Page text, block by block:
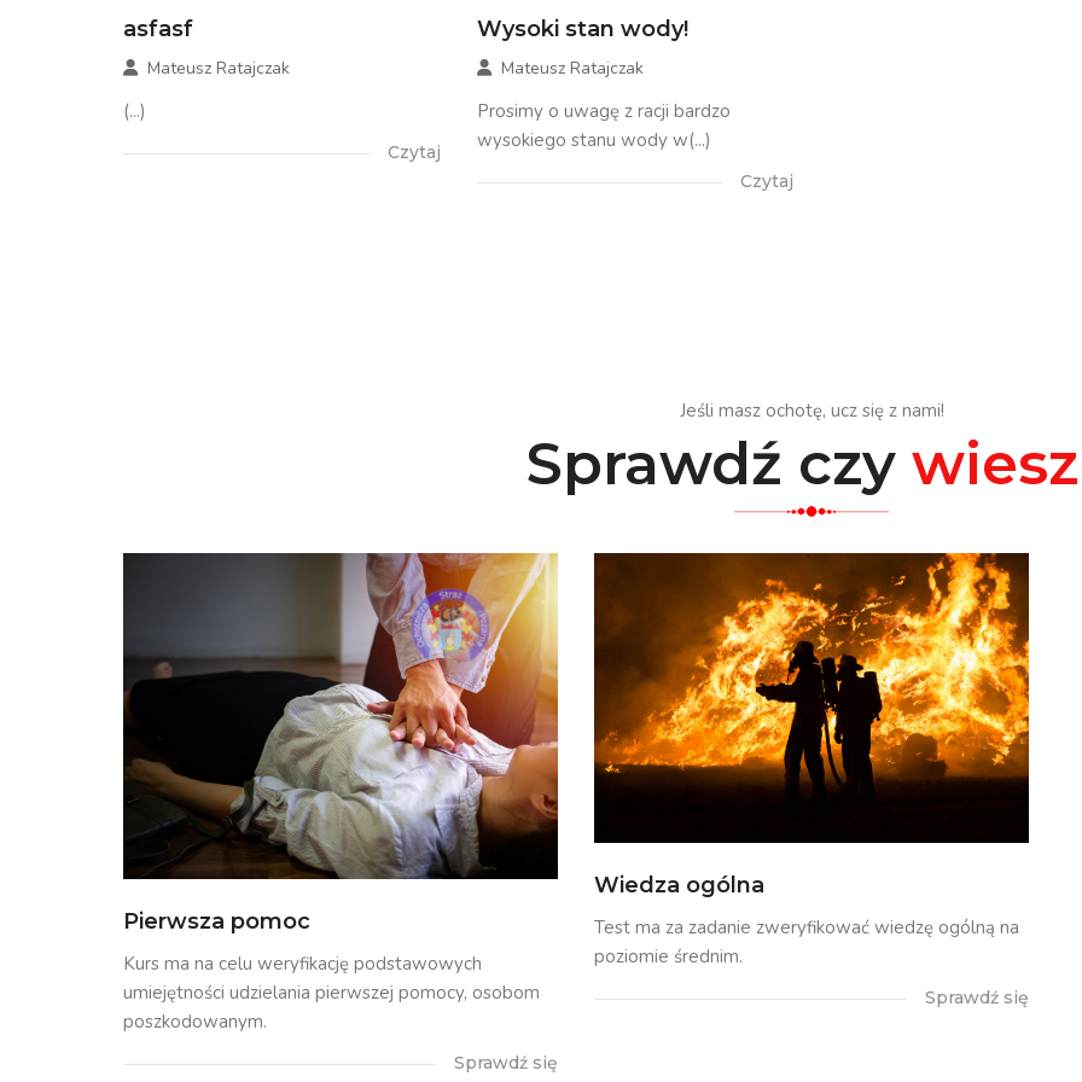
asfasf
Mateusz Ratajczak
(...)
Czytaj
Wysoki stan wody!
Mateusz Ratajczak
Prosimy o uwagę z racji bardzo
wysokiego stanu wody w(...)
Czytaj
Jeśli masz ochotę, ucz się z nami!
Sprawdź czy
Pierwsza pomoc
Kurs ma na celu weryfikację podstawowych
umiejętności udzielania pierwszej pomocy, osobom
poszkodowanym.
Sprawdź się
Wiedza ogólna
Test ma za zadanie zweryfikować wiedzę ogólną na
poziomie średnim.
Sprawdź się